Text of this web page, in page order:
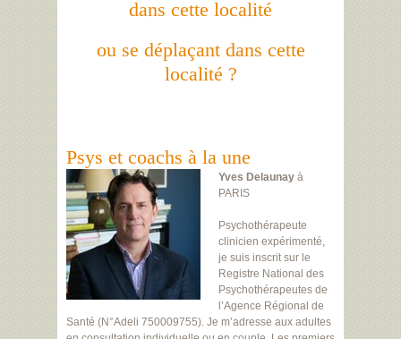
dans cette localité
ou se déplaçant dans cette
localité ?
Psys et coachs à la une
Yves Delaunay à
PARIS
Psychothérapeute
clinicien expérimenté,
je suis inscrit sur le
Registre National des
Psychothérapeutes de
l’Agence Régional de
Santé (N°Adeli 750009755). Je m’adresse aux adultes